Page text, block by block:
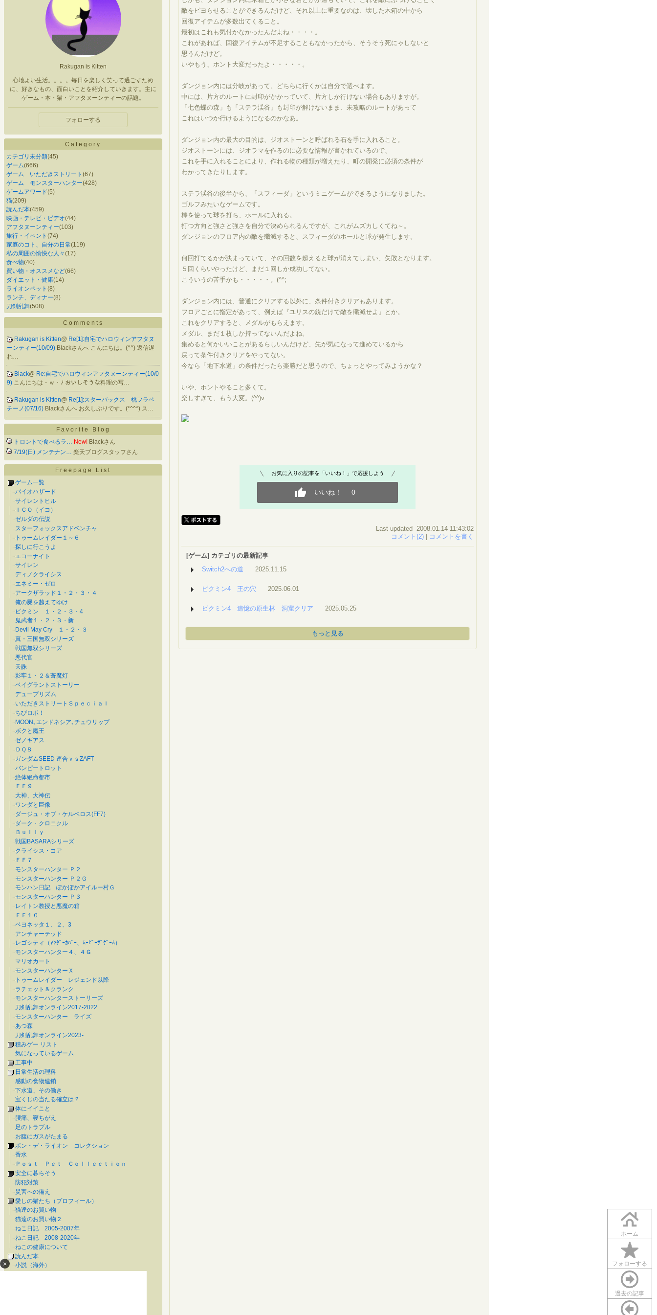
ホーム
フォローする
過去の記事
×
Rakugan is Kitten
心地よい生活。。。。毎日を楽しく笑って過ごすため
に、好きなもの、面白いことを紹介していきます。主に
ゲーム・本・猫・アフタヌーンティーの話題。
フォローする
Category
カテゴリ未分類(45)
ゲーム(666)
ゲーム いただきストリート (67)
ゲーム モンスターハンター(428)
ゲームアワード(5)
猫(209)
読んだ本(459)
映画・テレビ・ビデオ(44)
アフタヌーンティー(103)
旅行・イベント (74)
家庭のコト、自分の日常(119)
私の周囲の愉快な人々(17)
食べ物(40)
買い物・オススメなど(66)
ダイエット・健康(14)
ライオンペット (8)
ランチ、ディナー(8)
刀剣乱舞(508)
Comments
Rakugan is Kitten@ Re[1]:自宅でハロウィンアフタヌ
ーンティー(10/09) Blackさんへ こんにちは。(^^) 返信遅
れ…
Black@ Re:自宅でハロウィンアフタヌーンティー(10/0
9) こんにちは・ｗ・ﾉ おいしそうな料理の写…
Rakugan is Kitten@ Re[1]:スターバックス 桃フラペ
チーノ(07/16) Blackさんへ お久しぶりです。(*^^*) ス…
Favorite Blog
トロントで食べるラ… New! Blackさん
7/19(日) メンテナン… 楽天ブログスタッフさん
Freepage List
ゲーム一覧
バイオハザード
サイレントヒル
ＩＣＯ（イコ）
ゼルダの伝説
スターフォックスアドベンチャ
トゥームレイダー１～６
探しに行こうよ
エコーナイト
サイレン
ディノクライシス
エネミー・ゼロ
アークザラッド１・２・３・４
俺の屍を越えてゆけ
ピクミン １・２・３・4
鬼武者１・２・３・新
Devil May Cry １・２・３
真・三国無双シリーズ
戦国無双シリーズ
悪代官
天誅
影牢１・２＆蒼魔灯
ベイグラントストーリー
デュープリズム
いただきストリートＳｐｅｃｉａｌ
ちびロボ！
MOON､エンドネシア､チュウリップ
ボクと魔王
ゼノギアス
ＤＱ８
ガンダムSEED 連合ｖｓZAFT
バンピートロット
絶体絶命都市
ＦＦ９
大神、大神伝
ワンダと巨像
ダージュ・オブ・ケルベロス(FF7)
ダーク・クロニクル
Ｂｕｌｌｙ
戦国BASARAシリーズ
クライシス・コア
ＦＦ７
モンスターハンター Ｐ２
モンスターハンター Ｐ２Ｇ
モンハン日記 ぽかぽかアイルー村Ｇ
モンスターハンター Ｐ３
レイトン教授と悪魔の箱
ＦＦ１０
ベヨネッタ１、２、3
アンチャーテッド
レゴシティ（ｱﾝﾀﾞｰｶﾊﾞｰ、ﾑｰﾋﾞｰｻﾞｹﾞｰﾑ）
モンスターハンター４、４Ｇ
マリオカート
モンスターハンターＸ
トゥームレイダー レジェンド以降
ラチェット＆クランク
モンスターハンターストーリーズ
刀剣乱舞オンライン2017-2022
モンスターハンター ライズ
あつ森
刀剣乱舞オンライン2023-
積みゲー リスト
気になっているゲーム
工事中
日常生活の理科
感動の食物連鎖
下水道、その働き
宝くじの当たる確立は？
体にイイこと
腰痛、寝ちがえ
足のトラブル
お腹にガスがたまる
ポン・デ・ライオン コレクション
香水
Ｐｏｓｔ Ｐｅｔ Ｃｏｌｌｅｃｔｉｏｎ
安全に暮らそう
防犯対策
災害への備え
愛しの猫たち（プロフィール）
猫達のお買い物
猫達のお買い物２
ねこ日記 2005-2007年
ねこ日記 2008-2020年
ねこの健康について
読んだ本
小説（海外）
敵をピヨらせることができるんだけど、それ以上に重要なのは、壊した木箱の中から
回復アイテムが多数出てくること。
最初はこれも気付かなかったんだよね・・・・。
これがあれば、回復アイテムが不足することもなかったから、そうそう死にゃしないと
思うんだけど。
いやもう、ホント大変だったよ・・・・・。
ダンジョン内には分岐があって、どちらに行くかは自分で選べます。
中には、片方のルートに封印がかかっていて、片方しか行けない場合もありますが。
「七色蝶の森」も「ステラ渓谷」も封印が解けないまま、未攻略のルートがあって
これはいつか行けるようになるのかなあ。
ダンジョン内の最大の目的は、ジオストーンと呼ばれる石を手に入れること。
ジオストーンには、ジオラマを作るのに必要な情報が書かれているので、
これを手に入れることにより、作れる物の種類が増えたり、町の開発に必須の条件が
わかってきたりします。
ステラ渓谷の後半から、「スフィーダ」というミニゲームができるようになりました。
ゴルフみたいなゲームです。
棒を使って球を打ち、ホールに入れる。
打つ方向と強さと強さを自分で決められるんですが、これがムズカしくてね～。
ダンジョンのフロア内の敵を殲滅すると、スフィーダのホールと球が発生します。
何回打てるかが決まっていて、その回数を超えると球が消えてしまい、失敗となります。
５回くらいやったけど、まだ１回しか成功してない。
こういうの苦手かも・・・・・。(^^;
ダンジョン内には、普通にクリアする以外に、条件付きクリアもあります。
フロアごとに指定があって、例えば『ユリスの銃だけで敵を殲滅せよ』とか。
これをクリアすると、メダルがもらえます。
メダル、まだ１枚しか持ってないんだよね。
集めると何かいいことがあるらしいんだけど、先が気になって進めているから
戻って条件付きクリアをやってない。
今なら「地下水道」の条件だったら楽勝だと思うので、ちょっとやってみようかな？
いや、ホントやること多くて。
楽しすぎて、もう大変。(^^)v
お気に入りの記事を「いいね！」で応援しよう
いいね！ 0
Last updated 2008.01.14 11:43:02
コメント(2)
コメントを書く
[ゲーム] カテゴリの最新記事
Switch2への道
2025.11.15
ピクミン4 王の穴 2025.06.01
ピクミン4 追憶の原生林 洞窟クリア 2025.05.25
もっと見る